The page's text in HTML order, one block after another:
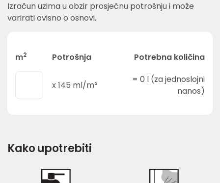
Izračun uzima u obzir prosječnu potrošnju i može
varirati ovisno o osnovi.
m2 Potrošnja Potrebna količina
x145 ml/m²
= 0 l (za jednoslojni
nanos)
Kako upotrebiti